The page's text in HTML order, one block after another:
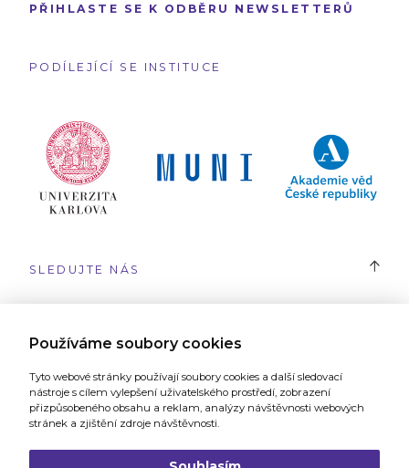
Používáme soubory cookies
Tyto webové stránky používají soubory cookies a další sledovací
nástroje s cílem vylepšení uživatelského prostředí, zobrazení
přizpůsobeného obsahu a reklam, analýzy návštěvnosti webových
stránek a zjištění zdroje návštěvnosti.
PŘIHLASTE SE K ODBĚRU NEWSLETTERŮ
SLEDUJTE NÁS
#SYRI
PODÍLEJÍCÍ SE INSTITUCE
Webové stránky vytvořilo